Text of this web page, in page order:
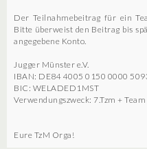
Der Teilnahmebeitrag für ein
Bitte überweist den Beitrag bis
angegebene Konto.
Jugger Münster e.V.
IBAN: DE84 4005 0150 0000
BIC: WELADED1MST
Verwendungszweck: 7.Tzm + Team
Eure TzM Orga!